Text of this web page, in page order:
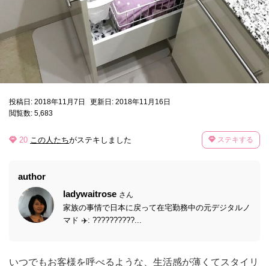
投稿日: 2018年11月7日
更新日: 2018年11月16日
閲覧数: 5,683
20 この人たちがステキしました ステキする
author
ladywaitrose さん
家族の事情で日本に戻って在宅勤務中の元デジタルノ
マド ✈️: ??????????...
いつでもお客様を呼べるような、生活感が薄くてスタイリ